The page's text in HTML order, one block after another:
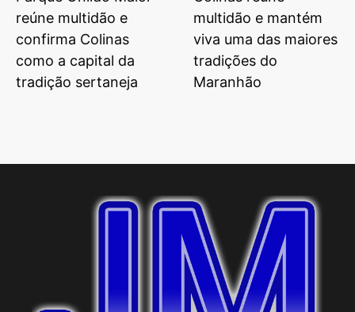
reúne multidão e
confirma Colinas
como a capital da
tradição sertaneja
multidão e mantém
viva uma das maiores
tradições do
Maranhão